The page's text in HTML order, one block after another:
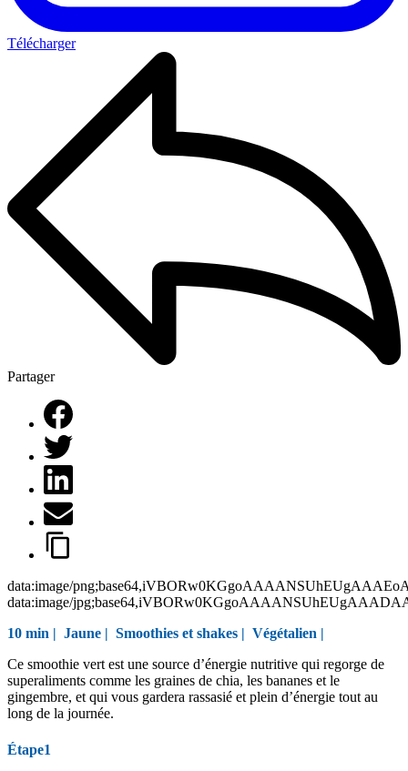
Télécharger
Partager
data:image/
data:image/
10 min | Jaune | Smoothies et shakes | Végétalien |
Ce smoothie vert est une source d’énergie nutritive qui regorge de
superaliments comme les graines de chia, les bananes et le
gingembre, et qui vous gardera rassasié et plein d’énergie tout au
long de la journée.
Étape1